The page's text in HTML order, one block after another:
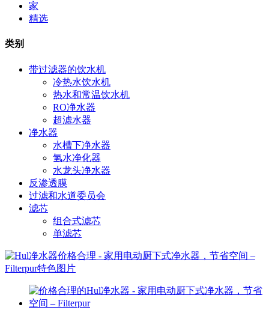
家
精选
类别
带过滤器的饮水机
冷热水饮水机
热水和常温饮水机
RO净水器
超滤水器
净水器
水槽下净水器
氢水净化器
水龙头净水器
反渗透膜
过滤和水道委员会
滤芯
组合式滤芯
单滤芯